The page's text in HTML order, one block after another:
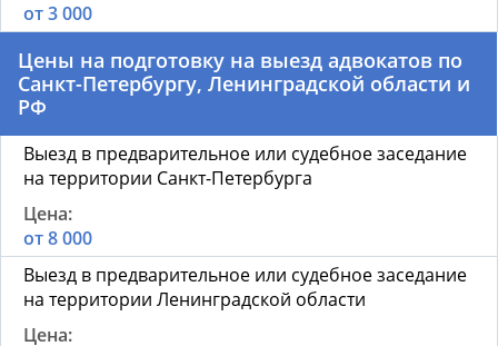
от 3 000
Цены на подготовку на выезд адвокатов по
Санкт-Петербургу, Ленинградской области и
РФ
Выезд в предварительное или судебное заседание
на территории Санкт-Петербурга
от 8 000
Выезд в предварительное или судебное заседание
на территории Ленинградской области